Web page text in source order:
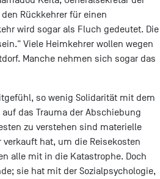
Rückkehrer für einen
wird sogar als Fluch gedeutet. Die
Viele Heimkehrer wollen wegen
Manche nehmen sich sogar das
so wenig Solidarität mit dem
das Trauma der Abschiebung
zu verstehen sind materielle
hat, um die Reisekosten
alle mit in die Katastrophe. Doch
sie hat mit der Sozialpsychologie,